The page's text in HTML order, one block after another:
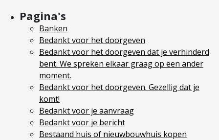
Bestaande bouw
Internationaal
Nieuwbouw
Bedrijfsaanbod
Huuraanbod
Bestaande bouw
Internationaal
Nieuwbouw
Pagina's
Banken
Bedankt voor het doorgeven
Bedankt voor het doorgeven dat je verhinderd
bent. We spreken elkaar graag op een ander
moment.
Bedankt voor het doorgeven. Gezellig dat je
komt!
Bedankt voor je aanvraag
Bedankt voor je bericht
Bestaand huis of nieuwbouwhuis kopen